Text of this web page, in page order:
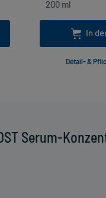
Serum-
In
Detail- &